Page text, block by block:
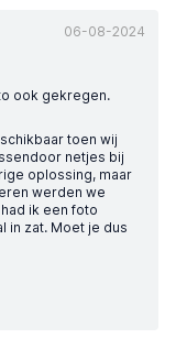
06-08-2024
ook gekregen.
toen wij
netjes bij
oplossing, maar
werden we
ik een foto
in zat. Moet je dus